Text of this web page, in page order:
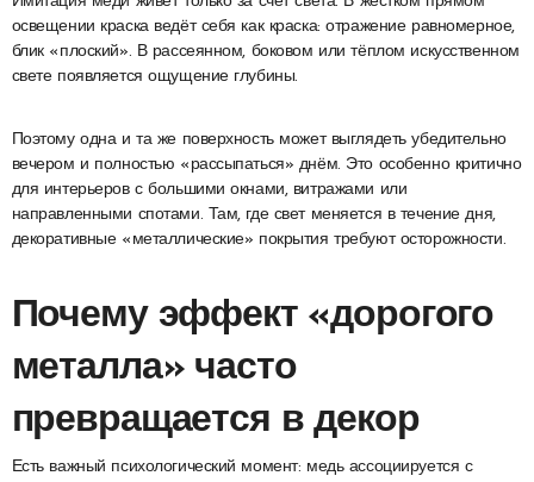
освещении краска ведёт себя как краска: отражение равномерное,
блик «плоский». В рассеянном, боковом или тёплом искусственном
свете появляется ощущение глубины.
Поэтому одна и та же поверхность может выглядеть убедительно
вечером и полностью «рассыпаться» днём. Это особенно критично
для интерьеров с большими окнами, витражами или
направленными спотами. Там, где свет меняется в течение дня,
декоративные «металлические» покрытия требуют осторожности.
Почему эффект «дорогого
металла» часто
превращается в декор
Есть важный психологический момент: медь ассоциируется с